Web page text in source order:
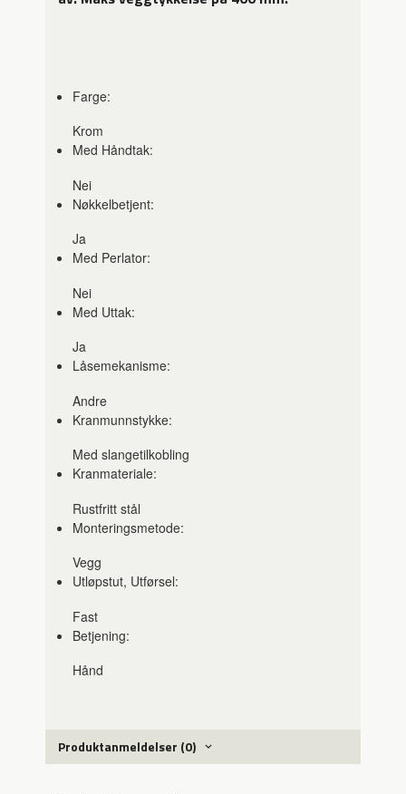
Farge:
Krom
Med Håndtak:
Nei
Nøkkelbetjent:
Ja
Med Perlator:
Nei
Med Uttak:
Ja
Låsemekanisme:
Andre
Kranmunnstykke:
Med slangetilkobling
Kranmateriale:
Rustfritt stål
Monteringsmetode:
Vegg
Utløpstut, Utførsel:
Fast
Betjening:
Hånd
Produktanmeldelser (0)